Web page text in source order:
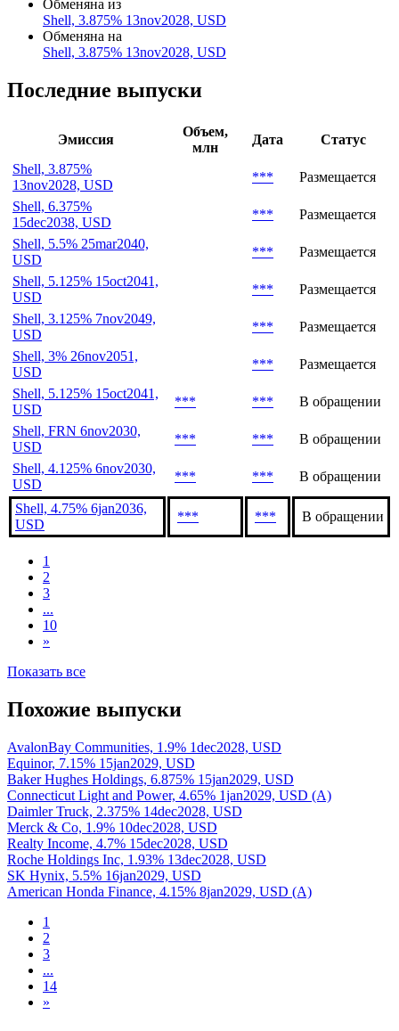
Обменяна из
Shell, 3.875% 13nov2028, USD
Обменяна на
Shell, 3.875% 13nov2028, USD
Последние выпуски
Эмиссия
Объем,
млн
Дата
Статус
Shell, 3.875%
13nov2028, USD
***
Размещается
Shell, 6.375%
15dec2038, USD
***
Размещается
Shell, 5.5% 25mar2040,
USD
***
Размещается
Shell, 5.125% 15oct2041,
USD
***
Размещается
Shell, 3.125% 7nov2049,
USD
***
Размещается
Shell, 3% 26nov2051,
USD
***
Размещается
Shell, 5.125% 15oct2041,
USD
*** ***
В обращении
Shell, FRN 6nov2030,
USD
*** ***
В обращении
Shell, 4.125% 6nov2030,
USD
*** *** В обращении
Shell, 4.75% 6jan2036,
USD
*** *** В обращении
1
2
3
...
10
»
Показать все
Похожие выпуски
AvalonBay Communities, 1.9% 1dec2028, USD
Equinor, 7.15% 15jan2029, USD
Baker Hughes Holdings, 6.875% 15jan2029, USD
Connecticut Light and Power, 4.65% 1jan2029, USD (A)
Daimler Truck, 2.375% 14dec2028, USD
Merck & Co, 1.9% 10dec2028, USD
Realty Income, 4.7% 15dec2028, USD
Roche Holdings Inc, 1.93% 13dec2028, USD
SK Hynix, 5.5% 16jan2029, USD
American Honda Finance, 4.15% 8jan2029, USD (A)
1
2
3
...
14
»